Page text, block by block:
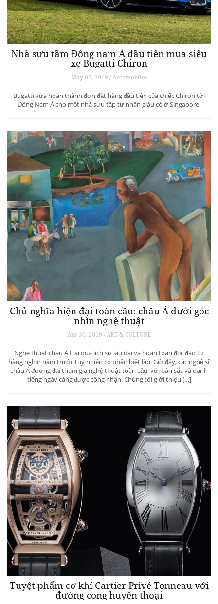
Nhà sưu tầm Đông nam Á đầu tiên mua siêu
xe Bugatti Chiron
May 02, 2019 / Automobiles
Bugatti vừa hoàn thành đơn đặt hàng đầu tiên của chiếc Chiron tới
Đông Nam Á cho một nhà sưu tập tư nhân giàu có ở Singapore.
Chủ nghĩa hiện đại toàn cầu: châu Á dưới góc
nhìn nghệ thuật
Apr 30, 2019 / ART & CULTURE
Nghệ thuật châu Á trải qua lịch sử lâu dài và hoàn toàn độc đáo từ
hàng nghìn năm trước tuy nhiên có phần biệt lập. Giờ đây, các nghệ sĩ
châu Á đương đại tham gia nghệ thuật toàn cầu, với bản sắc và danh
tiếng ngày càng được công nhận. Chúng tôi giới thiệu […]
Tuyệt phẩm cơ khí Cartier Privé Tonneau với
đường cong huyền thoại